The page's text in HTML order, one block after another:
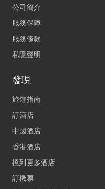
公司簡介
服務保障
服務條款
私隱聲明
發現
旅遊指南
訂酒店
中國酒店
香港酒店
搵到更多酒店
訂機票